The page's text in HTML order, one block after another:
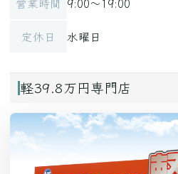
定休日 水曜日
軽39.8万円専門店